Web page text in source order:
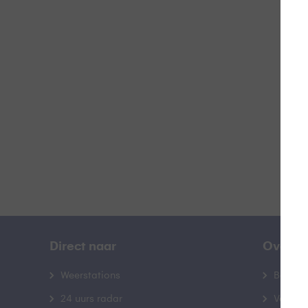
Direct naar
Weerstations
24 uurs radar
Over